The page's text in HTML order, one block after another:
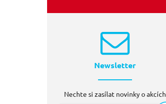
Newsletter
Nechte si zasílat novinky o akcích